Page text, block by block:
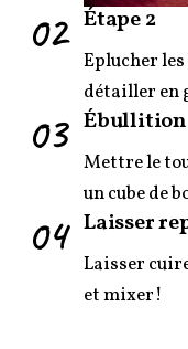
02 Étape 2
Eplucher
détailler en
03 Ébullition
Mettre le
un cube de
04 Laisser
Laisser
et mixer!